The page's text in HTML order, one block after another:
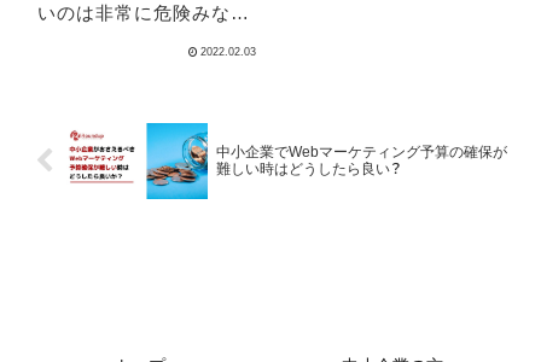
いのは非常に危険みなさ
んは、自分たちのWebサイ
信されているのか、自分た
ちがどういう見せ方をさ
せられているのかを把握
中小企業でWebマーケティング予算の確保が
難しい時はどうしたら良い？